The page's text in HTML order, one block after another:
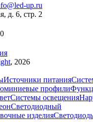
up.ru
д. 6, стр. 2
, 2026
Источники питания
профили
Системы освещения
Светодиодный
изделия